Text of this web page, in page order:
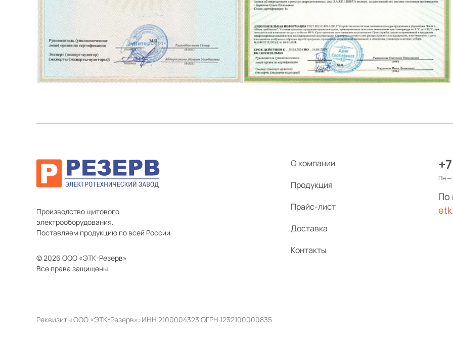
Производство щитового
электрооборудования.
Поставляем продукцию по всей России
© 2026 ООО «ЭТК-Резерв»
Все права защищены.
О компании
Продукция
Прайс-лист
Доставка
Контакты
Пн —
По
Реквизиты ООО «ЭТК-Резерв»: ИНН 2100004323 ОГРН 1232100000835